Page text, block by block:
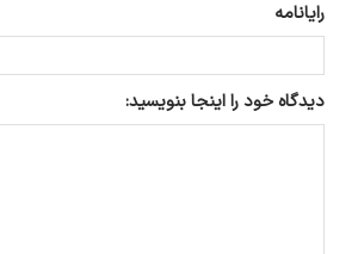
رایانامه
دیدگاه خود را اینجا بنویسید: